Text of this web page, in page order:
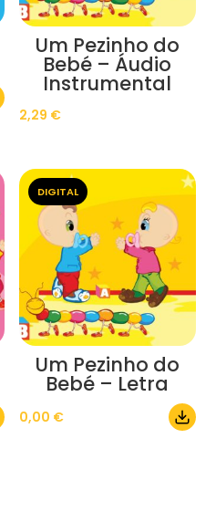
Um Pezinho do
Bebé – Áudio
Instrumental
2,29 €
DIGITAL
Um Pezinho do
Bebé – Letra
0,00 €